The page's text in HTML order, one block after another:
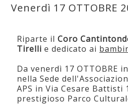
Venerdì 17 OTTOBRE
Riparte ilCoro
Tirelli e dedicato ai
Da venerdì 17 OTTOBRE
nella Sede
APS in Via Cesare
prestigioso Parco